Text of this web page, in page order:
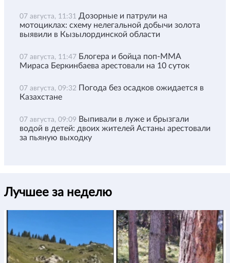
07 августа, 11:31 Дозорные и патрули на
мотоциклах: схему нелегальной добычи золота
выявили в Кызылординской области
07 августа, 11:47 Блогера и бойца поп-ММА
Мираса Беркинбаева арестовали на 10 суток
07 августа, 09:32 Погода без осадков ожидается в
Казахстане
07 августа, 09:09 Выпивали в луже и брызгали
водой в детей: двоих жителей Астаны арестовали
за пьяную выходку
Лучшее за неделю